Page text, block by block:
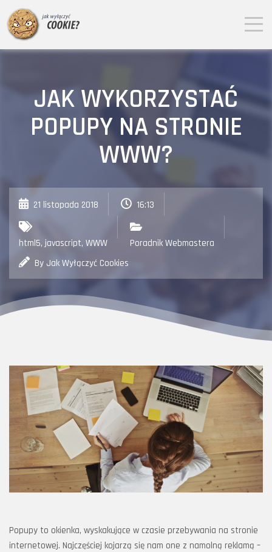
JAK WYKORZYSTAĆ
POPUPY NA STRONIE
WWW?
21 listopada 2018 16:13
html5, javascript, WWW
Poradnik Webmastera
By Jak Wyłączyć Cookies
Popupy to okienka, wyskakujące w czasie przebywania na stronie
internetowej. Najczęściej kojarzą się nam one z namolną reklamą –